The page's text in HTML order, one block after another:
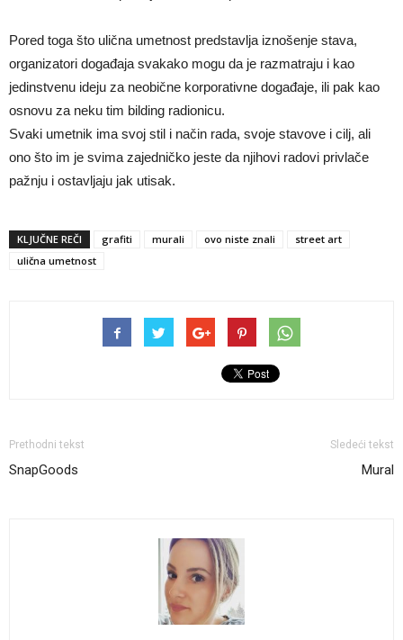
Pored toga što ulična umetnost predstavlja iznošenje stava,
organizatori događaja svakako mogu da je razmatraju i kao
jedinstvenu ideju za neobične korporativne događaje, ili pak kao
osnovu za neku tim bilding radionicu.
Svaki umetnik ima svoj stil i način rada, svoje stavove i cilj, ali
ono što im je svima zajedničko jeste da njihovi radovi privlače
pažnju i ostavljaju jak utisak.
KLJUČNE REČI grafiti murali ovo niste znali
street art
ulična umetnost
Prethodni tekst
SnapGoods
Sledeći tekst
Mural